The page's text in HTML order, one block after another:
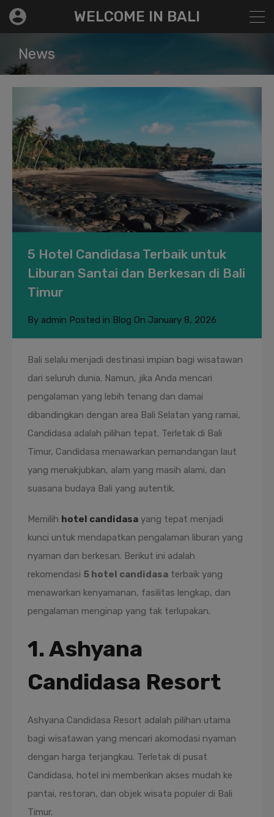
WELCOME IN BALI
News
5 Hotel Candidasa Terbaik untuk
Liburan Santai dan Berkesan di Bali
Timur
By admin Posted in Blog On January 8, 2026
Bali selalu menjadi destinasi impian bagi wisatawan
dari seluruh dunia. Namun, jika Anda mencari
pengalaman yang lebih tenang dan damai
dibandingkan dengan area Bali Selatan yang ramai,
Candidasa adalah pilihan tepat. Terletak di Bali
Timur, Candidasa menawarkan pemandangan laut
yang menakjubkan, alam yang masih alami, dan
suasana budaya Bali yang autentik.
Memilih hotel candidasa yang tepat menjadi
kunci untuk mendapatkan pengalaman liburan yang
nyaman dan berkesan. Berikut ini adalah
rekomendasi 5 hotel candidasa terbaik yang
menawarkan kenyamanan, fasilitas lengkap, dan
pengalaman menginap yang tak terlupakan.
1. Ashyana
Candidasa Resort
Ashyana Candidasa Resort adalah pilihan utama
bagi wisatawan yang mencari akomodasi nyaman
dengan harga terjangkau. Terletak di pusat
Candidasa, hotel ini memberikan akses mudah ke
pantai, restoran, dan objek wisata populer di Bali
Timur.